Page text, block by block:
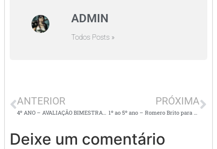
ADMIN
Todos Posts »
ANTERIOR PRÓXIMA
Deixe um comentário